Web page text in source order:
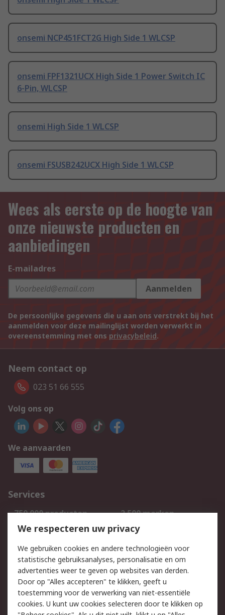
onsemi NCP451FCT2G High Side 1 WLCSP
onsemi FPF1321UCX High Side 1 Power Switch IC
6-Pin, WLCSP
onsemi High Side 1 WLCSP
onsemi FSUSB242UCX High Side 1 WLCSP
Wees als eerste op de hoogte van
onze nieuwste producten en
aanbiedingen
E-mailadres
Aanmelden
De persoonlijke gegevens die u aan ons verstrekt bij het
aanmelden voor deze mailinglijst worden verwerkt in
overeenstemming met ons privacybeleid.
Neem contact op
023 51 66 555
Volg ons op
We aanvaarden
Services
750.000 producten
2.500 merken
Bestellen
Inkoopoplossingen
Track & Trace
Wettelijk
Cookiebeleid
Email veiligheid
We respecteren uw privacy
We gebruiken cookies en andere technologieën voor
statistische gebruiksanalyses, personalisatie en om
advertenties weer te geven op websites van derden.
Door op "Alles accepteren" te klikken, geeft u
toestemming voor de verwerking van niet-essentiële
cookies. U kunt uw cookies selecteren door te klikken op